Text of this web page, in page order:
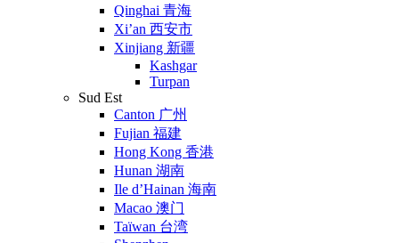
Qinghai 青海
Xi’an 西安市
Xinjiang 新疆
Kashgar
Turpan
Sud Est
Canton 广州
Fujian 福建
Hong Kong 香港
Hunan 湖南
Ile d’Hainan 海南
Macao 澳门
Taïwan 台湾